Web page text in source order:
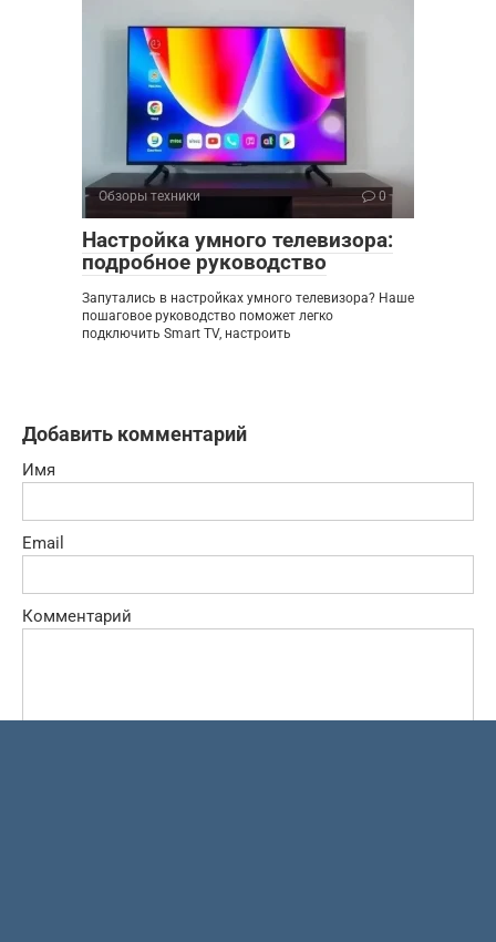
Обзоры техники 0
Настройка умного телевизора:
подробное руководство
Запутались в настройках умного телевизора? Наше
пошаговое руководство поможет легко
подключить Smart TV, настроить
Добавить комментарий
Имя
Email
Комментарий